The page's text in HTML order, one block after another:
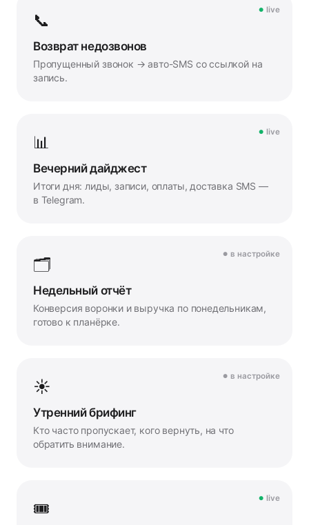
live
📞
Возврат недозвонов
Пропущенный звонок → авто-SMS со ссылкой на
запись.
live
📊
Вечерний дайджест
Итоги дня: лиды, записи, оплаты, доставка SMS —
в Telegram.
в настройке
🗂️
Недельный отчёт
Конверсия воронки и выручка по понедельникам,
готово к планёрке.
в настройке
☀️
Утренний брифинг
Кто часто пропускает, кого вернуть, на что
обратить внимание.
live
🎟️